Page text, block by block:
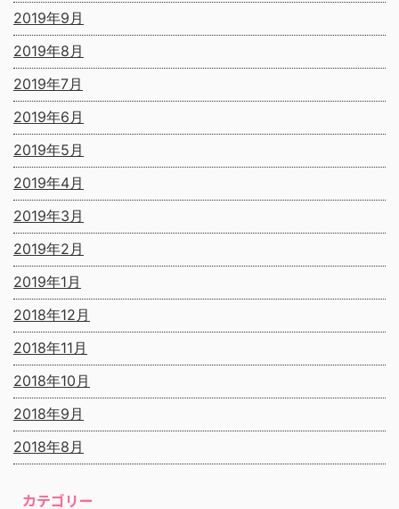
2019年9月
2019年8月
2019年7月
2019年6月
2019年5月
2019年4月
2019年3月
2019年2月
2019年1月
2018年12月
2018年11月
2018年10月
2018年9月
2018年8月
カテゴリー